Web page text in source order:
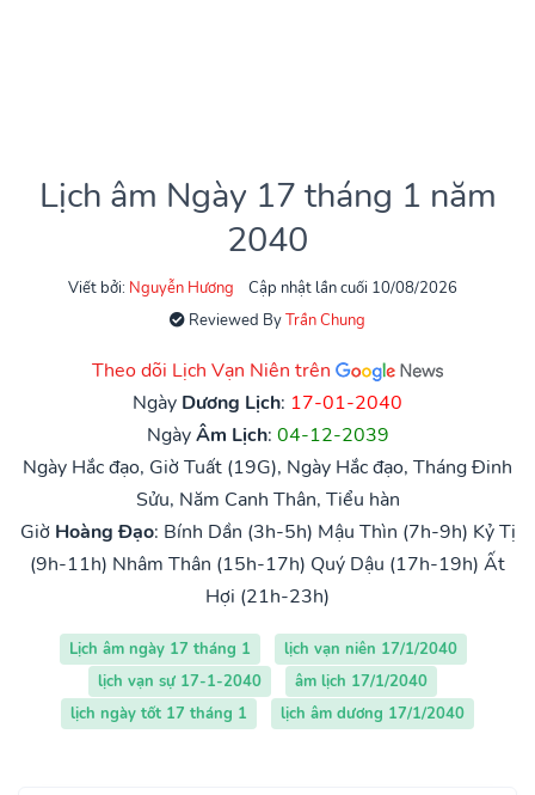
Lịch âm Ngày 17 tháng 1 năm
2040
Viết bởi: Nguyễn Hương
Cập nhật lần cuối 10/08/2026
Reviewed ByTrần Chung
Theo dõi Lịch Vạn Niên trên
Ngày Dương Lịch: 17-01-2040
NgàyÂm Lịch: 04-12-2039
Ngày Hắc đạo, Giờ Tuất (19G), Ngày Hắc đạo, Tháng Đinh
Sửu, Năm Canh Thân, Tiểu hàn
Giờ Hoàng Đạo: Bính Dần (3h-5h) Mậu Thìn (7h-9h) Kỷ Tị
(9h-11h) Nhâm Thân (15h-17h) Quý Dậu (17h-19h) Ất
Hợi (21h-23h)
Lịch âm ngày 17 tháng 1
lịch vạn niên 17/1/2040
lịch vạn sự 17-1-2040
âm lịch 17/1/2040
lịch ngày tốt 17 tháng 1
lịch âm dương 17/1/2040